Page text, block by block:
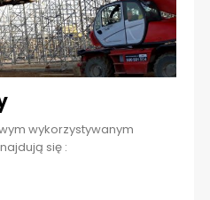
wykorzystywanym
się :